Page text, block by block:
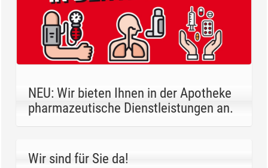
NEU: Wir bieten Ihnen in der Apotheke
pharmazeutische Dienstleistungen an.
Wir sind für Sie da!